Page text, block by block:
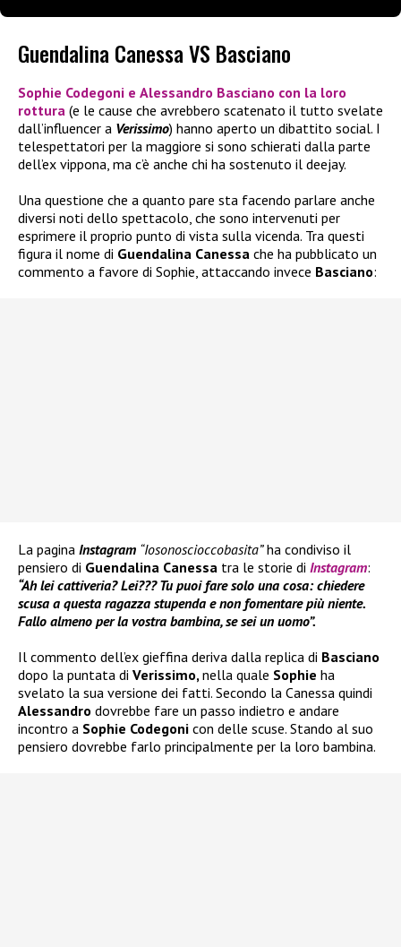
Guendalina Canessa VS Basciano
Sophie Codegoni e Alessandro Basciano con la loro
rottura (e le cause che avrebbero scatenato il tutto svelate
dall’influencer a Verissimo) hanno aperto un dibattito social. I
telespettatori per la maggiore si sono schierati dalla parte
dell’ex vippona, ma c’è anche chi ha sostenuto il deejay.
Una questione che a quanto pare sta facendo parlare anche
diversi noti dello spettacolo, che sono intervenuti per
esprimere il proprio punto di vista sulla vicenda. Tra questi
figura il nome di Guendalina Canessa che ha pubblicato un
commento a favore di Sophie, attaccando invece Basciano:
La pagina Instagram “Iosonoscioccobasita”ha condiviso il
pensiero di Guendalina Canessa tra le storie di Instagram:
“Ah lei cattiveria? Lei??? Tu puoi fare solo una cosa: chiedere
scusa a questa ragazza stupenda e non fomentare più niente.
Fallo almeno per la vostra bambina, se sei un uomo”.
Il commento dell’ex gieffina deriva dalla replica di Basciano
dopo la puntata di Verissimo,nella quale Sophie ha
svelato la sua versione dei fatti. Secondo la Canessa quindi
Alessandro dovrebbe fare un passo indietro e andare
incontro a Sophie Codegoni con delle scuse. Stando al suo
pensiero dovrebbe farlo principalmente per la loro bambina.